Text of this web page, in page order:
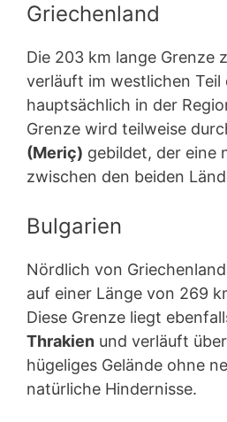
Griechenland
Die 203 km lange Grenze
verläuft im westlichen Teil
hauptsächlich in der
Grenze wird teilweise
(Meriç) gebildet, der eine
zwischen den beiden
Bulgarien
Nördlich von
auf einer Länge von 269
Diese Grenze liegt
Thrakien und verläuft
hügeliges Gelände ohne
natürliche Hindernisse.